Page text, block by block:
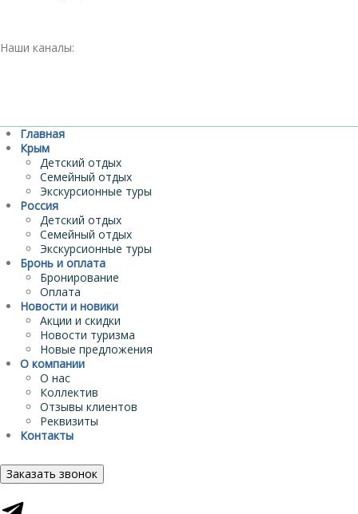
Наши каналы:
Главная
Крым
Детский отдых
Семейный отдых
Экскурсионные туры
Россия
Детский отдых
Семейный отдых
Экскурсионные туры
Бронь и оплата
Бронирование
Оплата
Новости и новики
Акции и скидки
Новости туризма
Новые предложения
О компании
О нас
Коллектив
Отзывы клиентов
Реквизиты
Контакты
Заказать звонок